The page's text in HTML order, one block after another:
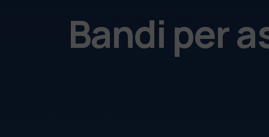
Bandi per